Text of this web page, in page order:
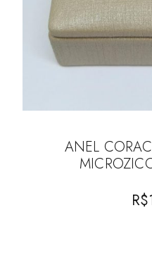
ANEL
R$